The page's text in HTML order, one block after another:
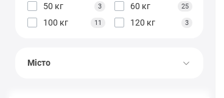
50 кг 3 60 кг 25
100 кг 11 120 кг 3
Місто